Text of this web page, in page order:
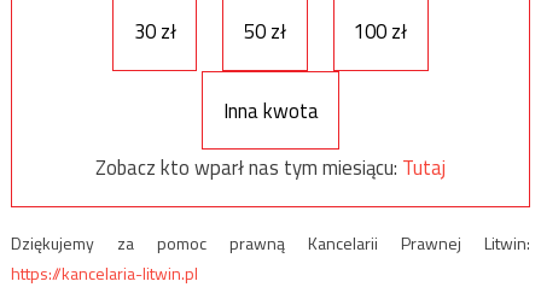
30 zł
50 zł 100 zł
Inna kwota
Zobacz kto wparł nas tym miesiącu: Tutaj
Dziękujemy za pomoc prawną Kancelarii Prawnej Litwin:
https://kancelaria-litwin.pl